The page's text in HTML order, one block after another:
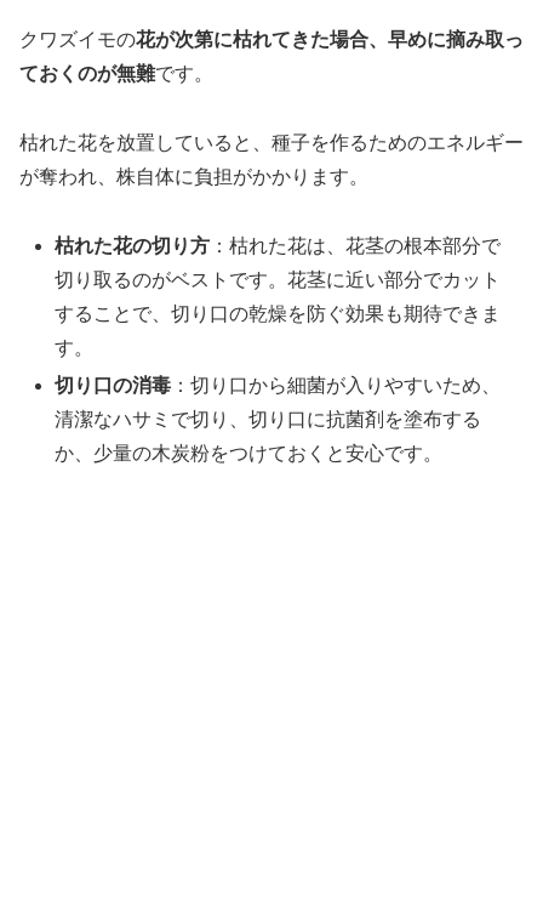
クワズイモの花が次第に枯れてきた場合、早めに摘み取っ
ておくのが無難です。
枯れた花を放置していると、種子を作るためのエネルギー
が奪われ、株自体に負担がかかります。
枯れた花の切り方 ：枯れた花は、花茎の根本部分で
切り取るのがベストです。花茎に近い部分でカット
することで、切り口の乾燥を防ぐ効果も期待できま
す。
切り口の消毒 ：切り口から細菌が入りやすいため、
清潔なハサミで切り、切り口に抗菌剤を塗布する
か、少量の木炭粉をつけておくと安心です。